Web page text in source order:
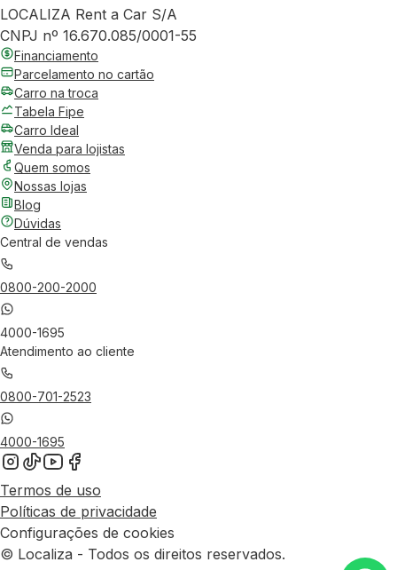
LOCALIZA Rent a Car S/A
CNPJ nº 16.670.085/0001-55
Financiamento
Parcelamento no cartão
Carro na troca
Tabela Fipe
Carro Ideal
Venda para lojistas
Quem somos
Nossas lojas
Blog
Dúvidas
Central de vendas
0800-200-2000
4000-1695
Atendimento ao cliente
0800-701-2523
4000-1695
Termos de uso
Políticas de privacidade
Configurações de cookies
© Localiza - Todos os direitos reservados.